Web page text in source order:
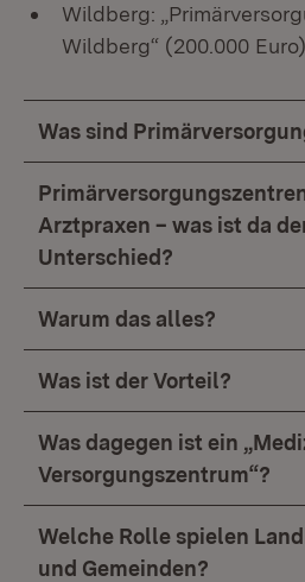
Wildberg:
Wildberg“ (200.000 Euro)
Was sind
Arztpraxen – was ist da
Unterschied?
Warum das alles?
Was ist der Vorteil?
Was dagegen ist ein
Versorgungszentrum“?
Welche Rolle spielen
und Gemeinden?